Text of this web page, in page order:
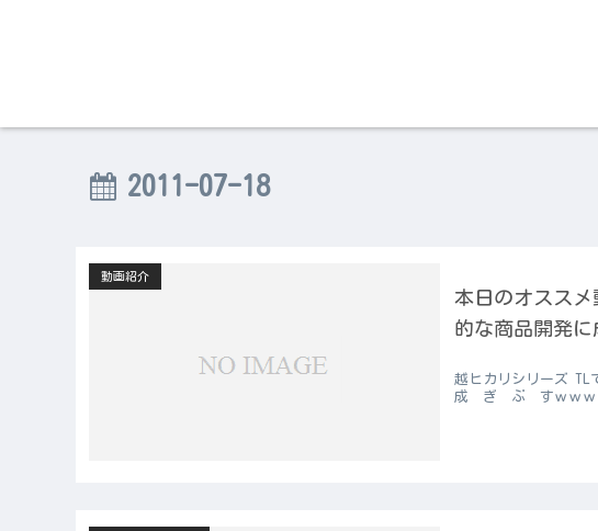
2011-07-18
動画紹介
本日のオスス
的な商品開発
越ヒカリシリーズ TL
成 ぎ ぶ すｗｗｗ